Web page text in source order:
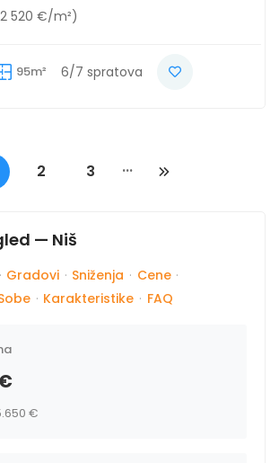
520 €/m²)
95m² 6/7 spratova
2 3 ...
— Niš
· Gradovi · Sniženja · Cene ·
· Karakteristike · FAQ
€